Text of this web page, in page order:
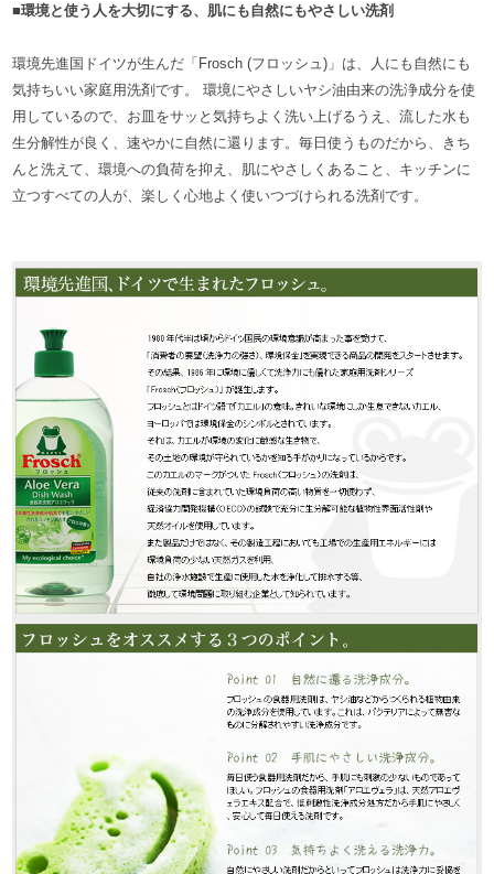
■環境と使う人を大切にする、肌にも自然にもやさしい洗剤
環境先進国ドイツが生んだ「Frosch (フロッシュ)」は、人にも自然にも
気持ちいい家庭用洗剤です。 環境にやさしいヤシ油由来の洗浄成分を使
用しているので、お皿をサッと気持ちよく洗い上げるうえ、流した水も
生分解性が良く、速やかに自然に還ります。毎日使うものだから、きち
んと洗えて、環境への負荷を抑え、肌にやさしくあること、キッチンに
立つすべての人が、楽しく心地よく使いつづけられる洗剤です。